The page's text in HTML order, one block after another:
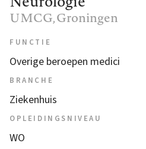
UMCG, Groningen
FUNCTIE
Overige beroepen medici
BRANCHE
Ziekenhuis
OPLEIDINGSNIVEAU
WO